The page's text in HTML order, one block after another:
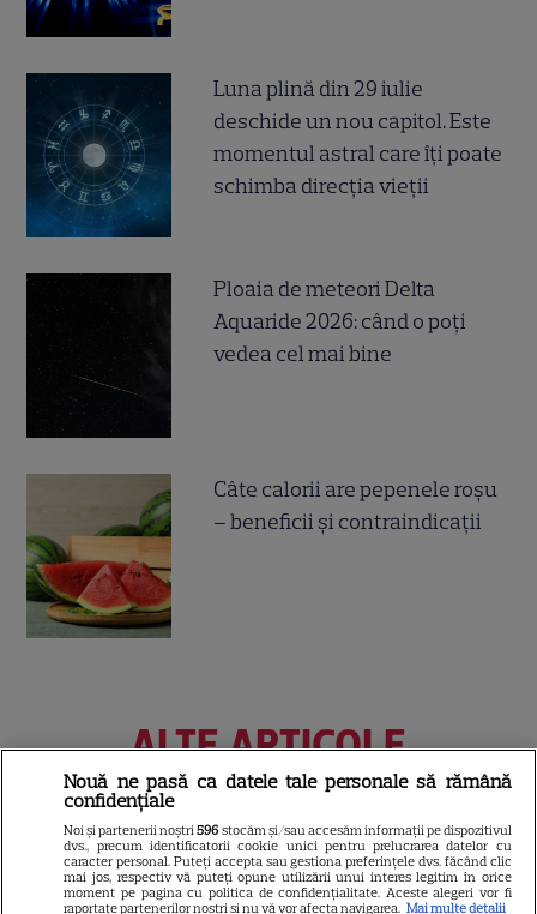
Luna plină din 29 iulie
deschide un nou capitol. Este
momentul astral care îți poate
schimba direcția vieții
Ploaia de meteori Delta
Aquaride 2026: când o poți
vedea cel mai bine
Câte calorii are pepenele roșu
– beneficii și contraindicații
ALTE ARTICOLE
INTERESANTE
VEDETE STRĂINE
Nouă ne pasă ca datele tale personale să rămână
confidențiale
Noi și partenerii noștri596 stocăm și/sau accesăm informații pe dispozitivul
dvs., precum identificatorii cookie unici pentru prelucrarea datelor cu
caracter personal. Puteți accepta sau gestiona preferințele dvs. făcând clic
mai jos, respectiv vă puteți opune utilizării unui interes legitim în orice
moment pe pagina cu politica de confidențialitate. Aceste alegeri vor fi
raportate partenerilor noștri și nu vă vor afecta navigarea. Mai multe detalii